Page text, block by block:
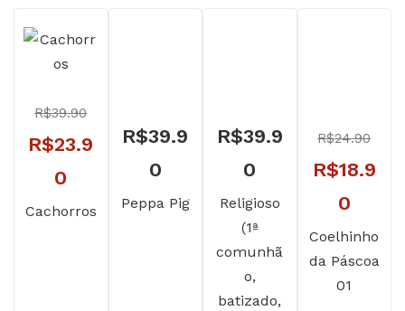
R$39.90
O
preço
original
R$23.9
0
preço
Cachorros
R$39.9
0
Peppa Pig
R$39.9
0
Religioso
(1ª
comunhã
o,
batizado,
R$24.90
O
preço
original
era:
R$18.9
0O
preço
atual
Coelhinho
da Páscoa
01